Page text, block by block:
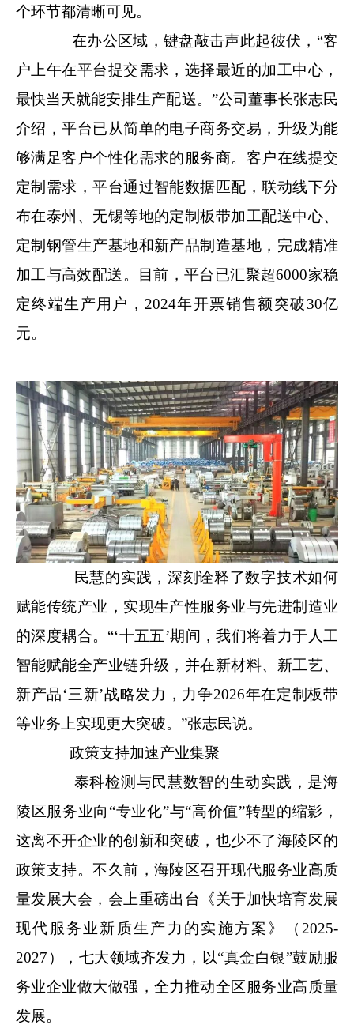
个环节都清晰可见。
在办公区域，键盘敲击声此起彼伏，“客
户上午在平台提交需求，选择最近的加工中心，
最快当天就能安排生产配送。”公司董事长张志民
介绍，平台已从简单的电子商务交易，升级为能
够满足客户个性化需求的服务商。客户在线提交
定制需求，平台通过智能数据匹配，联动线下分
布在泰州、无锡等地的定制板带加工配送中心、
定制钢管生产基地和新产品制造基地，完成精准
加工与高效配送。目前，平台已汇聚超6000家稳
定终端生产用户，2024年开票销售额突破30亿
元。
民慧的实践，深刻诠释了数字技术如何
赋能传统产业，实现生产性服务业与先进制造业
的深度耦合。“‘十五五’期间，我们将着力于人工
智能赋能全产业链升级，并在新材料、新工艺、
新产品‘三新’战略发力，力争2026年在定制板带
等业务上实现更大突破。”张志民说。
政策支持加速产业集聚
泰科检测与民慧数智的生动实践，是海
陵区服务业向“专业化”与“高价值”转型的缩影，
这离不开企业的创新和突破，也少不了海陵区的
政策支持。不久前，海陵区召开现代服务业高质
量发展大会，会上重磅出台《关于加快培育发展
现代服务业新质生产力的实施方案》（2025-
2027），七大领域齐发力，以“真金白银”鼓励服
务业企业做大做强，全力推动全区服务业高质量
发展。